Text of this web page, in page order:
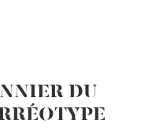
DU